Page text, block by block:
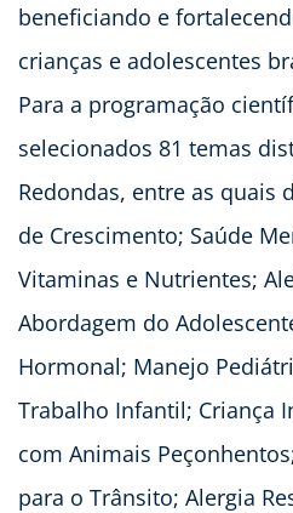
beneficiando e
crianças e adolescentes
Para a programação
selecionados 81 temas
Redondas, entre as quais
de Crescimento; Saúde
Vitaminas e Nutrientes;
Abordagem do
Hormonal; Manejo
Trabalho Infantil; Criança
com Animais
para o Trânsito; Alergia